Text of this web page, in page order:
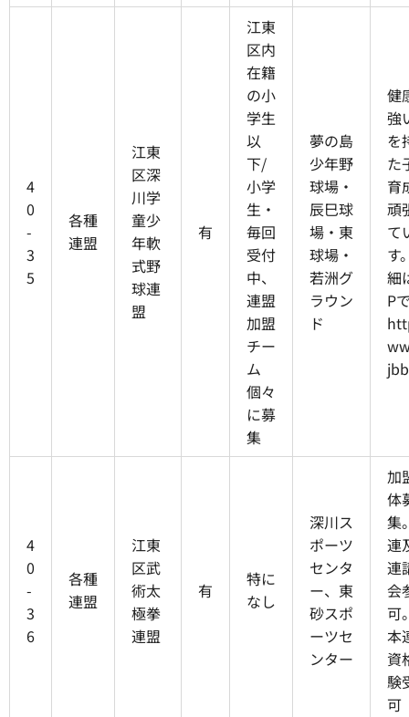
4
0
-
3
5
各種
連盟
江東
区深
川学
童少
年軟
式野
球連
盟
有
江東
区内
在籍
の小
学生
以
下/
小学
生・
毎回
受付
中、
連盟
加盟
チー
ム
個々
に募
集
夢の島
少年野
球場・
辰巳球
場・東
球場・
若洲グ
ラウン
ド
健
強
を
た
育
頑
て
す
細
P
4
0
-
3
6
各種
連盟
江東
区武
術太
極拳
連盟
有
特に
なし
深川ス
ポーツ
センタ
ー、東
砂スポ
ーツセ
ンター
加
体
集
連
連
会
可
本
資
験
可